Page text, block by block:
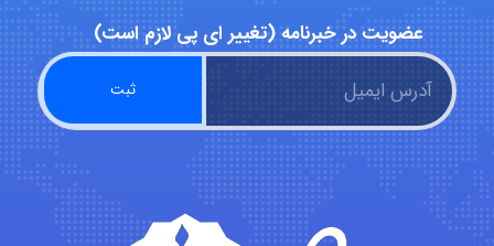
abolfazlkoshehe
abolfazlkoshehe
عضویت در خبرنامه (تغییر ای پی لازم است)